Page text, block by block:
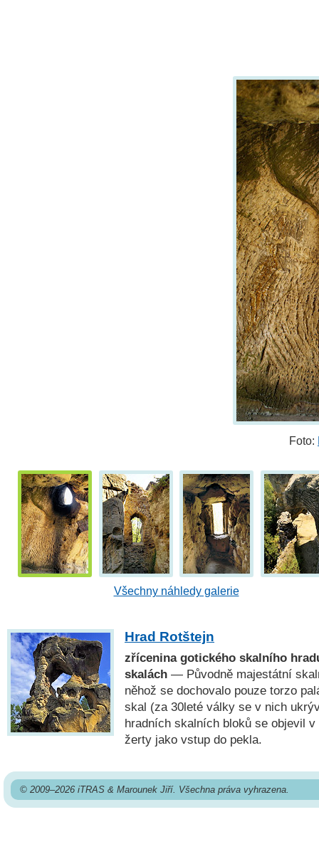
Foto:
Všechny náhledy galerie
Hrad Rotštejn
zřícenina gotického skalního
skalách — Původně majestátní
něhož se dochovalo pouze torzo
skal (za 30leté války se v nich
hradních skalních bloků se objevil
žerty jako vstup do pekla.
© 2009–2026 iTRAS & Marounek Jiří. Všechna práva vyhrazena.